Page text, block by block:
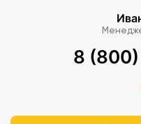
8